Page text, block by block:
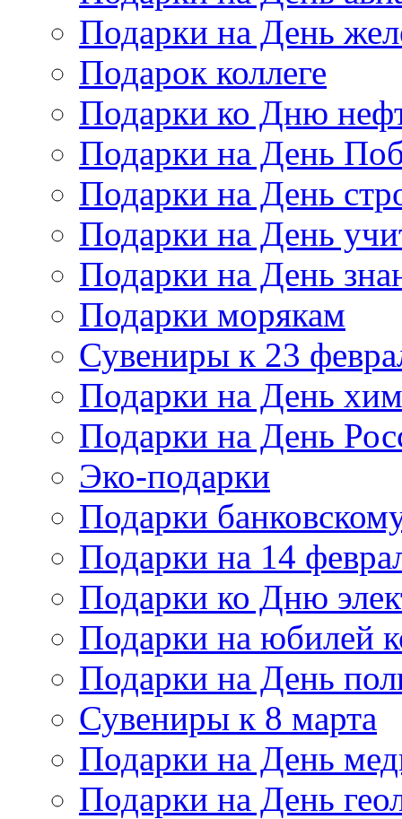
Подарки на День
Подарок коллеге
Подарки ко Дню
Подарки на День
Подарки на День
Подарки на День
Подарки на День
Подарки морякам
Сувениры к 23
Подарки на День
Подарки на День
Эко-подарки
Подарки
Подарки на 14
Подарки ко Дню
Подарки на юбилей
Подарки на День
Сувениры к 8 марта
Подарки на День
Подарки на День